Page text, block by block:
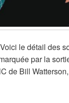
le détail des
par la
de Bill
Comics VO de